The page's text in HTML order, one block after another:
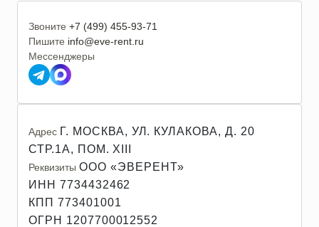
Звоните +7 (499) 455-93-71
Пишите info@eve-rent.ru
Мессенджеры
Адрес Г. МОСКВА, УЛ. КУЛАКОВА, Д. 20
СТР.1А, ПОМ. XIII
Реквизиты ООО «ЭВЕРЕНТ»
ИНН 7734432462
КПП 773401001
ОГРН 1207700012552